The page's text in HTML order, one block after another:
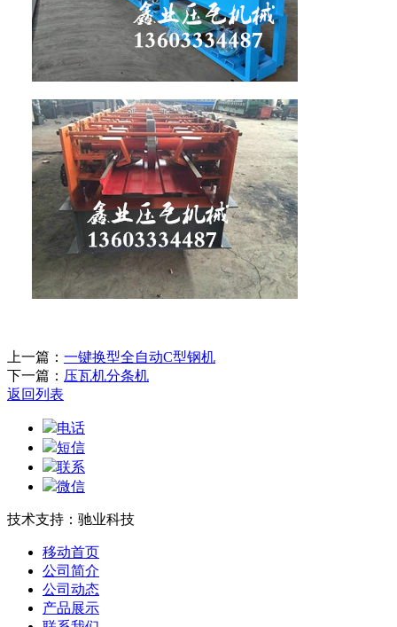
上一篇： 一键换型全自动C型钢机
下一篇： 压瓦机分条机
返回列表
电话
短信
联系
微信
技术支持：驰业科技
移动首页
公司简介
公司动态
产品展示